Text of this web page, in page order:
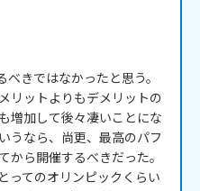
きではなかったと思う。
リットよりもデメリットの
増加して後々凄いことにな
うなら、尚更、最高のパフ
から開催するべきだった。
ってのオリンピックくらい